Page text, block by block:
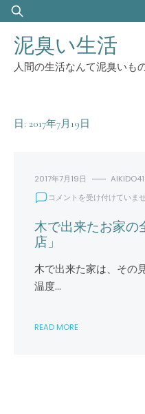
Skip
to
content
索:
泥臭い生活
人間の生活なんて泥臭いも
日: 2017年7月19日
2017年7月19日
AIKIDO41
木
出
来
た
家
の
を
コメントを受け付けていま
木で出来たお家の
店」
木で出来た家は、その
温度…
READ MORE